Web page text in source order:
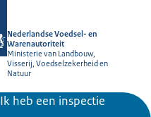
Nederlandse Voedsel- en
Warenautoriteit
Ministerie van Landbouw,
Visserij, Voedselzekerheid en
Natuur
Ik heb een inspectie